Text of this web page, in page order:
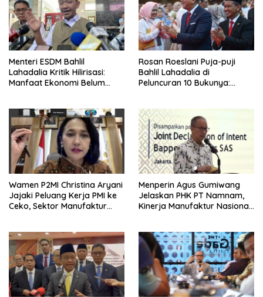
Menteri ESDM Bahlil
Lahadalia Kritik Hilirisasi:
Manfaat Ekonomi Belum
Rosan Roeslani Puja-puji
Bahlil Lahadalia di
Peluncuran 10 Bukunya:
Wamen P2MI Christina Aryani
Jajaki Peluang Kerja PMI ke
Ceko, Sektor Manufaktur
Menperin Agus Gumiwang
Jelaskan PHK PT Namnam,
Kinerja Manufaktur Nasional